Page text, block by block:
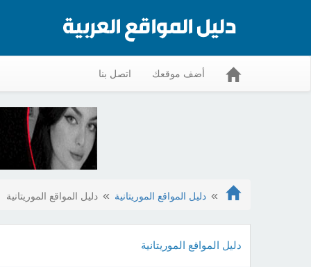
أضف موقعك اتصل بنا
دليل المواقع الموريتانية دليل المواقع الموريتانية
دليل المواقع الموريتانية